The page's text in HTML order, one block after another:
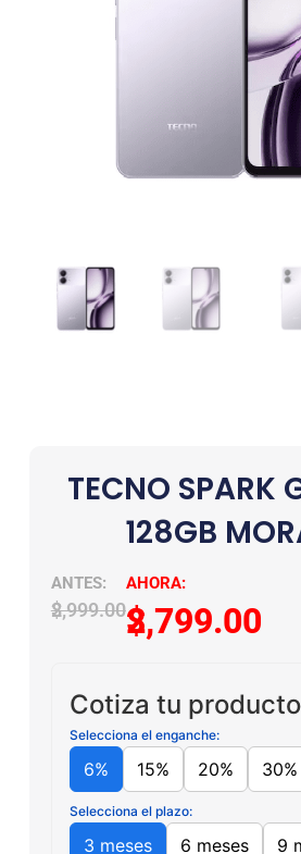
TECNO SPARK
128GB
$
2,999.00$
2,799.00
Cotiza tu
Selecciona el enganche:
6% 15% 20% 30%
Selecciona el plazo:
3 meses 6 meses 9